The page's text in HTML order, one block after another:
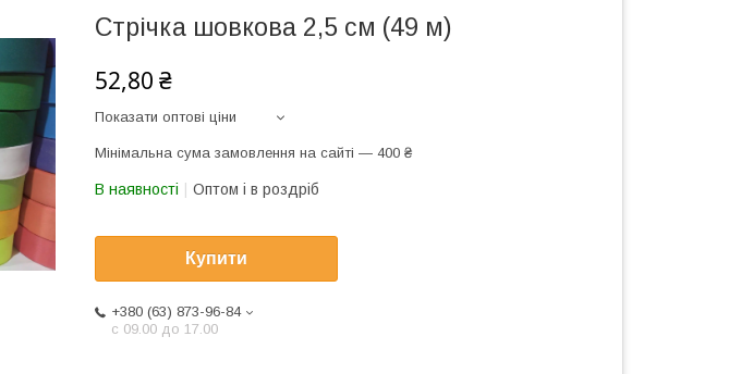
Стрічка шовкова 2,5 см (49 м)
52,80 ₴
Показати оптові ціни
Мінімальна сума замовлення на сайті — 400 ₴
В наявності Оптом і в роздріб
Купити
+380 (63) 873-96-84
с 09.00 до 17.00